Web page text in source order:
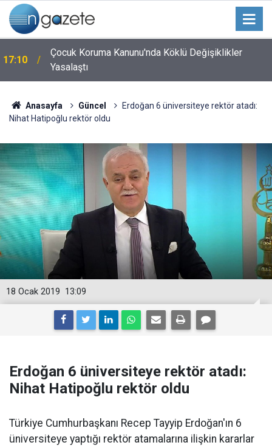
17:10
Çocuk Koruma Kanunu'nda Köklü Değişiklikler
Yasalaştı
Anasayfa Güncel
Erdoğan 6 üniversiteye rektör atadı:
Nihat Hatipoğlu rektör oldu
13:09
18 Ocak 2019
Erdoğan 6 üniversiteye rektör atadı:
Nihat Hatipoğlu rektör oldu
Türkiye Cumhurbaşkanı Recep Tayyip Erdoğan'ın 6
üniversiteye yaptığı rektör atamalarına ilişkin kararlar